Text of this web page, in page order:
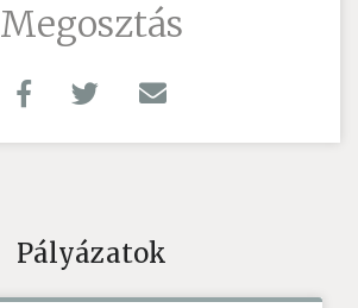
Megosztás
Pályázatok